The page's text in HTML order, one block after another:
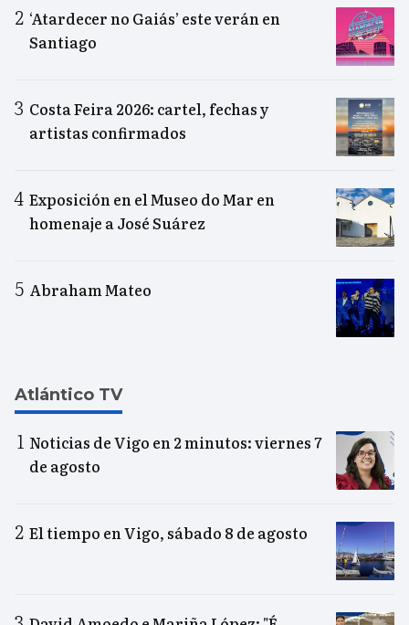
‘Atardecer no Gaiás’ este verán en
Santiago
Costa Feira 2026: cartel, fechas y
artistas confirmados
Exposición en el Museo do Mar en
homenaje a José Suárez
Abraham Mateo
Atlántico TV
Noticias de Vigo en 2 minutos: viernes 7
de agosto
El tiempo en Vigo, sábado 8 de agosto